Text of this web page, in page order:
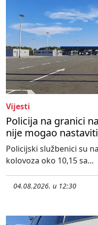
Vijesti
Policija na granici
nije mogao
Policijski službenici su
kolovoza oko 10,15 sa...
04.08.2026. u 12:30